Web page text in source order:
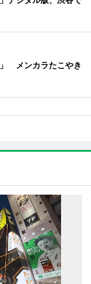
メンカラたこやき